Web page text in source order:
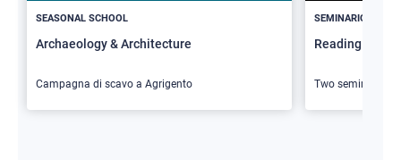
SEASONAL SCHOOL
Archaeology & Architecture
Campagna di scavo a Agrigento
SEMINARIO
Reading
Two seminars